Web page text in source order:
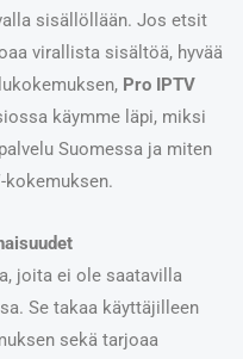
sisällöllään. Jos etsit
virallista sisältöä, hyvää
Pro IPTV
käymme läpi, miksi
Suomessa ja miten
kokemuksen.
joita ei ole saatavilla
Se takaa käyttäjilleen
sekä tarjoaa